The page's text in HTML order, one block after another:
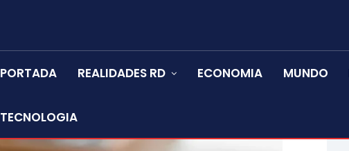
PORTADA REALIDADES RD ECONOMIA MUNDO
TECNOLOGIA